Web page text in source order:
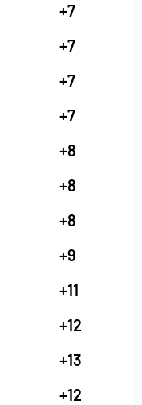
+7
+7
+7
+7
+8
+8
+8
+9
+11
+12
+13
+12